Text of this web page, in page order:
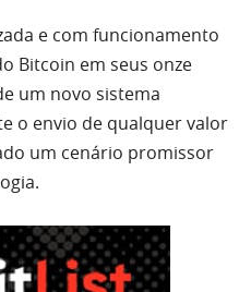
e com funcionamento
Bitcoin em seus onze
um novo sistema
o envio de qualquer valor
um cenário promissor